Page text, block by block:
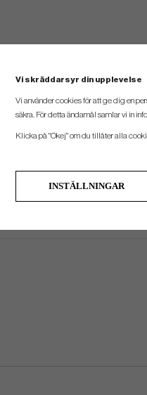
Vi skräddarsyr din upplevelse
Vi använder cookies för att ge dig en
säkra. För detta ändamål samlar vi in
Klicka på "Okej" om du tillåter alla
INSTÄLLNINGAR